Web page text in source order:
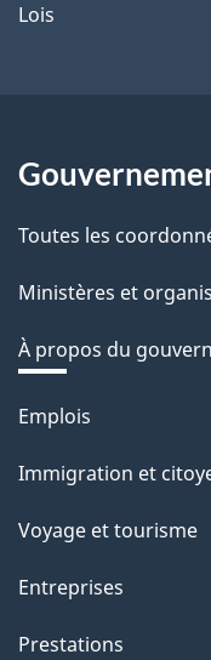
Lois
Toutes les
Ministères et
À propos du
Thèmes
sujets
Emplois
Immigration et
Voyage et tourisme
Entreprises
Prestations